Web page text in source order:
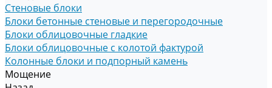
Стеновые блоки
Блоки бетонные стеновые и перегородочные
Блоки облицовочные гладкие
Блоки облицовочные с колотой фактурой
Колонные блоки и подпорный камень
Мощение